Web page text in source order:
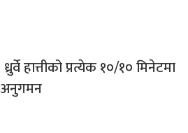
ध्रुर्वे हात्तीको प्रत्येक १०/१० मिनेटमा
अनुगमन